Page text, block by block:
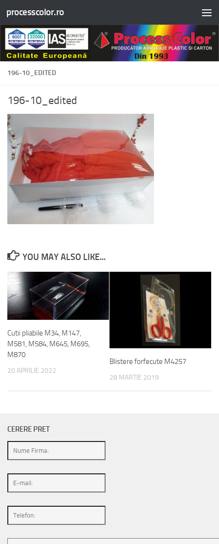
Skip to content
processcolor.ro
196-10_EDITED
196-10_edited
YOU MAY ALSO LIKE...
Cutii pliabile M34, M147,
M581, M584, M645, M695,
M870
20 APRILIE 2022
Blistere forfecute M4257
28 MARTIE 2019
CERERE PRET